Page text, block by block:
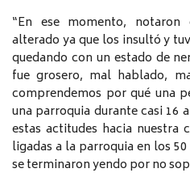
“En ese momento,
alterado ya que los insultó y
quedando con un estado de
fue grosero, mal hablado,
comprendemos por qué una
una parroquia durante casi 16
estas actitudes hacia nuestra
ligadas a la parroquia en los
se terminaron yendo por no